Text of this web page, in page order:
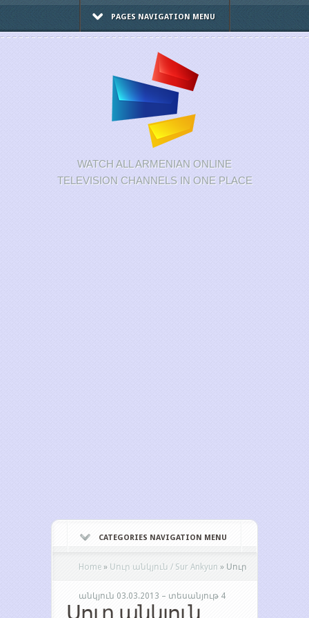
PAGES NAVIGATION MENU
WATCH ALL ARMENIAN ONLINE
TELEVISION CHANNELS IN ONE PLACE
CATEGORIES NAVIGATION MENU
Home » Սուր անկյուն / Sur Ankyun » Սուր
անկյուն 03.03.2013 – տեսանյութ 4
Սուր անկյուն